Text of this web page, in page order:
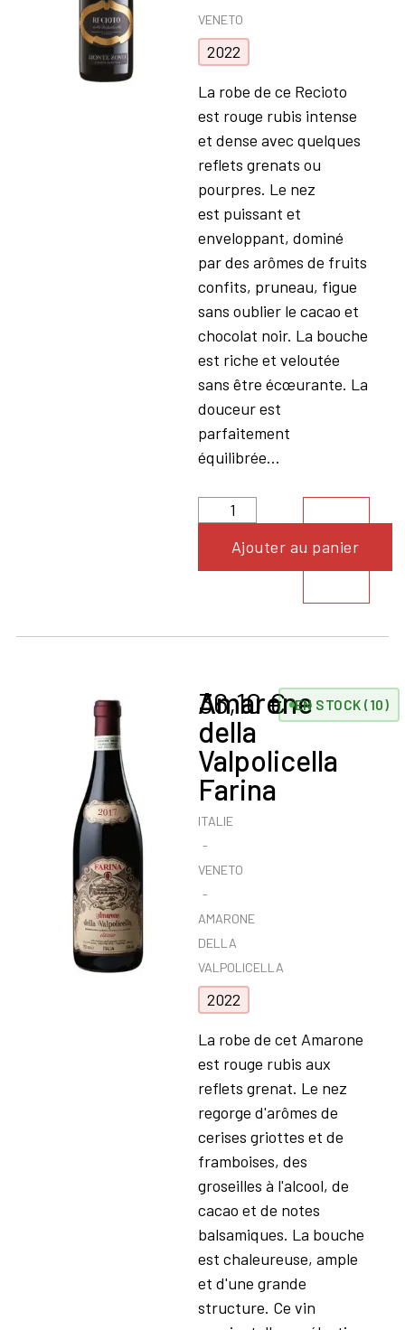
VENETO
2022
La robe de ce Recioto
est rouge rubis intense
et dense avec quelques
reflets grenats ou
pourpres. Le nez
est puissant et
enveloppant, dominé
par des arômes de fruits
confits, pruneau, figue
sans oublier le cacao et
chocolat noir. La bouche
est riche et veloutée
sans être écœurante. La
douceur est
parfaitement
équilibrée...
Ajouter au panierVoir le
Amarone
della
Valpolicella
Farina
ITALIE
VENETO
AMARONE
DELLA
VALPOLICELLA
2022
36,10€ EN STOCK (10)
La robe de cet Amarone
est rouge rubis aux
reflets grenat. Le nez
regorge d'arômes de
cerises griottes et de
framboises, des
groseilles à l'alcool, de
cacao et de notes
balsamiques. La bouche
est chaleureuse, ample
et d'une grande
structure. Ce vin